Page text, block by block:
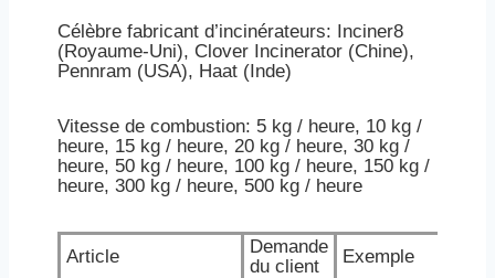
Célèbre fabricant d’incinérateurs: Inciner8
(Royaume-Uni), Clover Incinerator (Chine),
Pennram (USA), Haat (Inde)
Vitesse de combustion: 5 kg / heure, 10 kg /
heure, 15 kg / heure, 20 kg / heure, 30 kg /
heure, 50 kg / heure, 100 kg / heure, 150 kg /
heure, 300 kg / heure, 500 kg / heure
Article
Demande
du client
Exemple